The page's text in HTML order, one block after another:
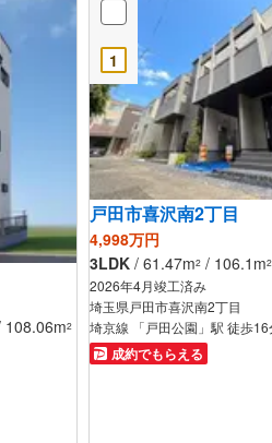
108.06m2
1
戸田市喜沢南2丁目
4,998万円
3LDK / 61.47m2 / 106.1m2
2026年4月竣工済み
埼玉県戸田市喜沢南2丁目
埼京線 「戸田公園」駅 徒歩16
成約でもらえる